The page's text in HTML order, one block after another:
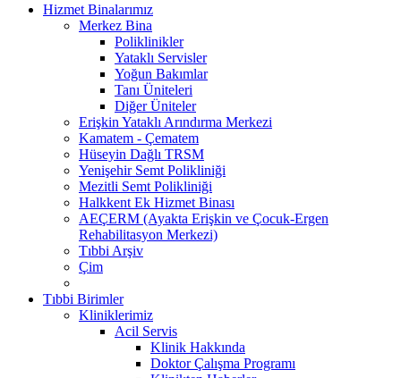
Hizmet Binalarımız
Merkez Bina
Poliklinikler
Yataklı Servisler
Yoğun Bakımlar
Tanı Üniteleri
Diğer Üniteler
Erişkin Yataklı Arındırma Merkezi
Kamatem - Çematem
Hüseyin Dağlı TRSM
Yenişehir Semt Polikliniği
Mezitli Semt Polikliniği
Halkkent Ek Hizmet Binası
AEÇERM (Ayakta Erişkin ve Çocuk-Ergen
Rehabilitasyon Merkezi)
Tıbbi Arşiv
Çim
Tıbbi Birimler
Kliniklerimiz
Acil Servis
Klinik Hakkında
Doktor Çalışma Programı